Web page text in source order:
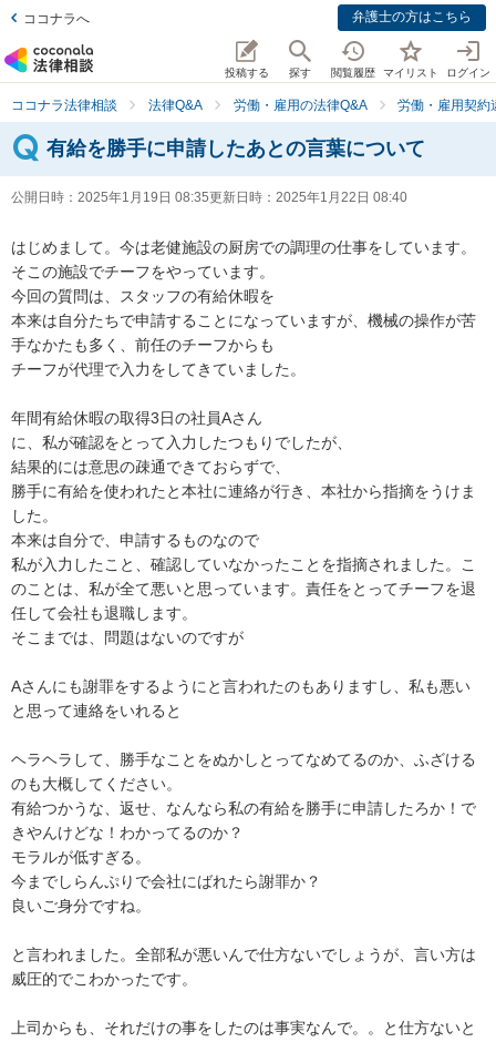
ココナラへ 弁護士の方はこちら
投稿する 探す 閲覧履歴 マイリスト ログイン
ココナラ法律相談 法律Q&A 労働・雇用の法律Q&A 労働・雇用契約
有給を勝手に申請したあとの言葉について
公開日時： 2025年1月19日 08:35更新日時： 2025年1月22日 08:40
はじめまして。今は老健施設の厨房での調理の仕事をしています。
そこの施設でチーフをやっています。
今回の質問は、スタッフの有給休暇を
本来は自分たちで申請することになっていますが、機械の操作が苦
手なかたも多く、前任のチーフからも
チーフが代理で入力をしてきていました。
年間有給休暇の取得3日の社員Aさん
に、私が確認をとって入力したつもりでしたが、
結果的には意思の疎通できておらずで、
勝手に有給を使われたと本社に連絡が行き、本社から指摘をうけま
した。
本来は自分で、申請するものなので
私が入力したこと、確認していなかったことを指摘されました。こ
のことは、私が全て悪いと思っています。責任をとってチーフを退
任して会社も退職します。
そこまでは、問題はないのですが
Aさんにも謝罪をするようにと言われたのもありますし、私も悪い
と思って連絡をいれると
ヘラヘラして、勝手なことをぬかしとってなめてるのか、ふざける
のも大概してください。
有給つかうな、返せ、なんなら私の有給を勝手に申請したろか！で
きやんけどな！わかってるのか？
モラルが低すぎる。
今までしらんぷりで会社にばれたら謝罪か？
良いご身分ですね。
と言われました。全部私が悪いんで仕方ないでしょうが、言い方は
威圧的でこわかったです。
上司からも、それだけの事をしたのは事実なんで。。と仕方ないと